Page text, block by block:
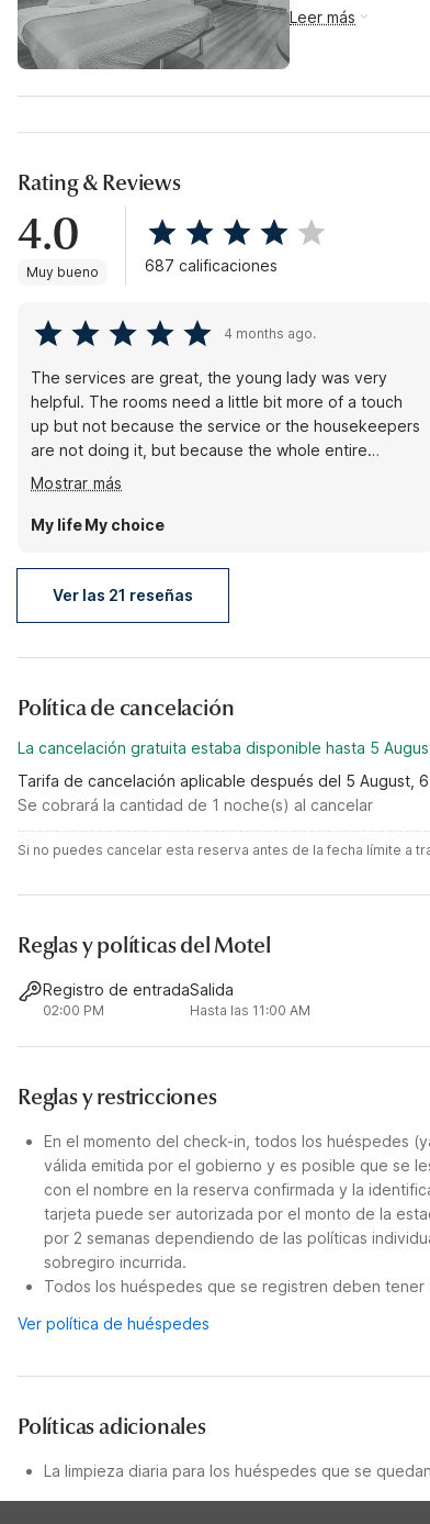
Leer más
Rating & Reviews
4.0
Muy bueno 687 calificaciones
4 months ago.
The services are great, the young lady was very
helpful. The rooms need a little bit more of a touch
up but not because the service or the housekeepers
are not doing it, but because the whole entire
building needs a flare up already. It's not the fault of
the housekeepers or customer service at the front
desk that the building is the way it is. People think
needs to step it up.
Mostrar más
My life My choice
Ver las 21 reseñas
Política de cancelación
La cancelación gratuita estaba disponible hasta 5
Tarifa de cancelación aplicable después del 5 August, 6
Se cobrará la cantidad de 1 noche(s) al cancelar
Si no puedes cancelar esta reserva antes de la fecha límite a
Reglas y políticas del Motel
Registro de entrada
02:00 PM
Salida
Hasta las 11:00 AM
Reglas y restricciones
En el momento del check-in, todos los huéspedes
válida emitida por el gobierno y es posible que se
con el nombre en la reserva confirmada y la
tarjeta puede ser autorizada por el monto de la
por 2 semanas dependiendo de las políticas
sobregiro incurrida.
Todos los huéspedes que se registren deben
Ver política de huéspedes
Políticas adicionales
La limpieza diaria para los huéspedes que se